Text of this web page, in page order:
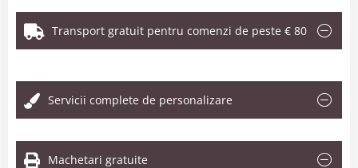
Transport gratuit pentru comenzi de peste € 80
Servicii complete de personalizare
Machetari gratuite